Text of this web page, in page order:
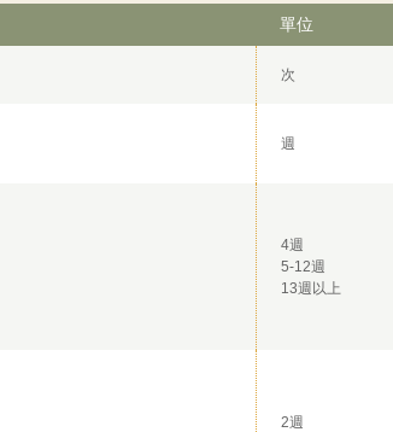
單位
次
週
4週
5-12週
13週以上
2週